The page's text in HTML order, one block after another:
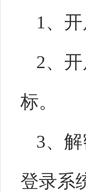
1、
2、
标。
3、
登录系